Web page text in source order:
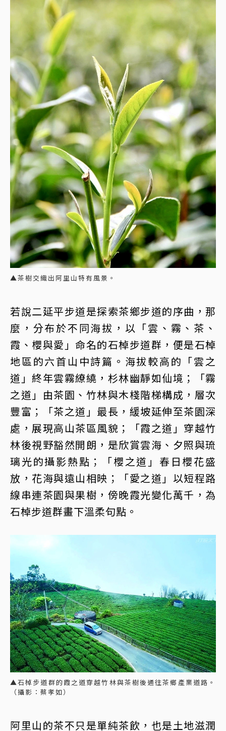
▲茶樹交織出阿里山特有風景。
若說二延平步道是探索茶鄉步道的序曲，那
麼，分布於不同海拔，以「雲、霧、茶、
霞、櫻與愛」命名的石棹步道群，便是石棹
地區的六首山中詩篇。海拔較高的「雲之
道」終年雲霧繚繞，杉林幽靜如仙境；「霧
之道」由茶園、竹林與木棧階梯構成，層次
豐富；「茶之道」最長，緩坡延伸至茶園深
處，展現高山茶區風貌；「霞之道」穿越竹
林後視野豁然開朗，是欣賞雲海、夕照與琉
璃光的攝影熱點；「櫻之道」春日櫻花盛
放，花海與遠山相映；「愛之道」以短程路
線串連茶園與果樹，傍晚霞光變化萬千，為
石棹步道群畫下溫柔句點。
▲石棹步道群的霞之道穿越竹林與茶樹後通往茶鄉產業道路。
（攝影：蔡孝如）
阿里山的茶不只是單純茶飲，也是土地滋潤